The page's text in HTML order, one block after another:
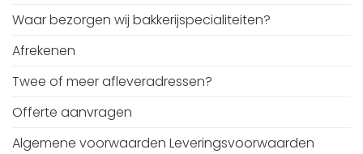
Waar bezorgen wij bakkerijspecialiteiten?
Afrekenen
Twee of meer afleveradressen?
Offerte aanvragen
Algemene voorwaarden Leveringsvoorwaarden